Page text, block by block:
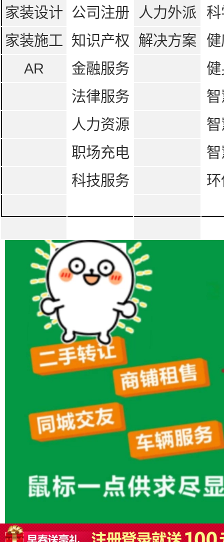
家装设计 公司注册 人力外派
家装施工 知识产权 解决方案
AR
金融服务
法律服务
人力资源
职场充电
科技服务